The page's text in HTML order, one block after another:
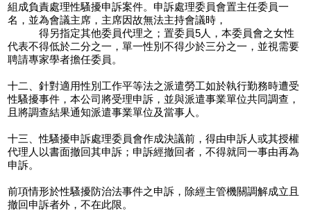
組成負責處理性騷擾申訴案件。申訴處理委員會置主任委員一
名，並為會議主席，主席因故無法主持會議時，
得另指定其他委員代理之；置委員5人，本委員會之女性
代表不得低於二分之一，單一性別不得少於三分之一，並視需要
聘請專家學者擔任委員。
十二、針對適用性別工作平等法之派遣勞工如於執行勤務時遭受
性騷擾事件，本公司將受理申訴，並與派遣事業單位共同調查，
且將調查結果通知派遣事業單位及當事人。
十三、性騷擾申訴處理委員會作成決議前，得由申訴人或其授權
代理人以書面撤回其申訴；申訴經撤回者，不得就同一事由再為
申訴。
前項情形於性騷擾防治法事件之申訴，除經主管機關調解成立且
撤回申訴者外，不在此限。